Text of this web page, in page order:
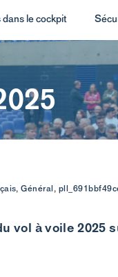
le cockpit
Général,
vol à voile 2025